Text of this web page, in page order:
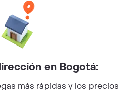
Facebook
Twitter
Instagram
Inc. All rights reserved.
en Bogotá:
más rápidas y los precios